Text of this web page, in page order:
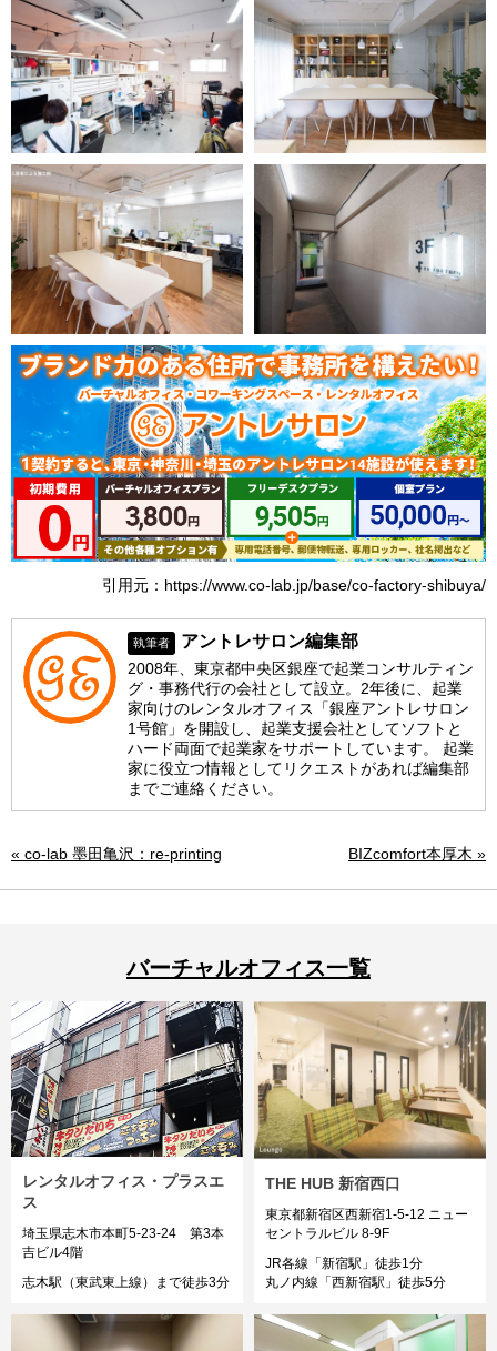
引用元：https://www.co-lab.jp/base/co-factory-shibuya/
執筆者 アントレサロン編集部
2008年、東京都中央区銀座で起業コンサルティン
グ・事務代行の会社として設立。2年後に、起業
家向けのレンタルオフィス「銀座アントレサロン
1号館」を開設し、起業支援会社としてソフトと
ハード両面で起業家をサポートしています。 起業
家に役立つ情報としてリクエストがあれば編集部
までご連絡ください。
« co-lab 墨田亀沢：re-printing BIZcomfort本厚木 »
バーチャルオフィス一覧
レンタルオフィス・プラスエ
ス
埼玉県志木市本町5-23-24 第3本
吉ビル4階
志木駅（東武東上線）まで徒歩3分
THE HUB 新宿西口
東京都新宿区西新宿1-5-12 ニュー
セントラルビル 8-9F
JR各線「新宿駅」徒歩1分
丸ノ内線「西新宿駅」徒歩5分